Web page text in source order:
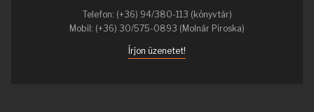
Telefon: (+36) 94/380-113 (könyvtár)
Mobil: (+36) 30/575-0893 (Molnár Piroska)
Írjon üzenetet!